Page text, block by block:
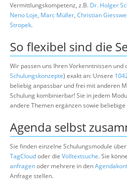
Vermittlungskompetenz, z.B. Dr. Holger
Neno Loje, Marc Müller, Christian
Stropek.
So flexibel sind die
Wir passen uns Ihren Vorkenntnissen und
Schulungskonzepte) exakt an: Unsere
beliebig anpassbar und frei mit anderen
Schulung kombinierbar! Sie in jedem
andere Themen ergänzen sowie
Agenda selbst
Sie finden einzelne Schulungsmodule
TagCloudoder die Volltextsuche. Sie
anfragenoder mehrere in den
Anfrage stellen.